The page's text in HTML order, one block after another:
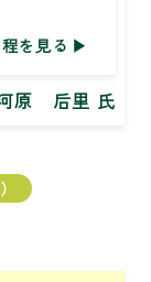
を見る
原 后里 氏